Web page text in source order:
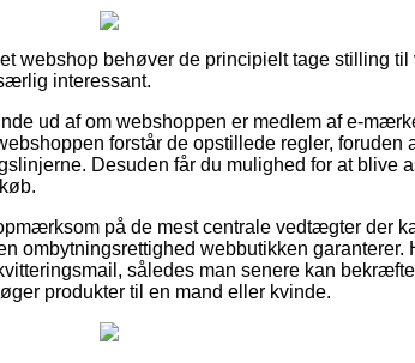
webshop behøver de principielt tage stilling
interessant.
ud af om webshoppen er medlem af e-
forstår de opstillede regler, foruden
Desuden får du mulighed for at blive
på de mest centrale vedtægter der
ombytningsrettighed webbutikken garanterer.
således man senere kan
produkter til en mand eller kvinde.